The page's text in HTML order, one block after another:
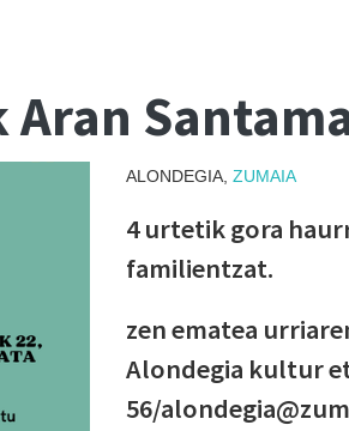
ALONDEGIA, ZUMAIA
4 urtetik gora
familientzat.
zen ematea
Alondegia kultur
56/